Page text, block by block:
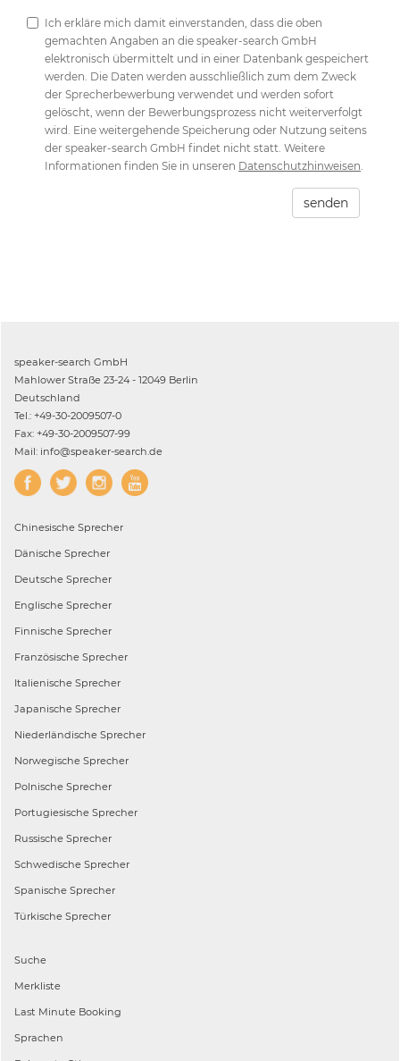
Ich erkläre mich damit einverstanden, dass die oben
gemachten Angaben an die speaker-search GmbH
elektronisch übermittelt und in einer Datenbank gespeichert
werden. Die Daten werden ausschließlich zum dem Zweck
der Sprecherbewerbung verwendet und werden sofort
gelöscht, wenn der Bewerbungsprozess nicht weiterverfolgt
wird. Eine weitergehende Speicherung oder Nutzung seitens
der speaker-search GmbH findet nicht statt. Weitere
Informationen finden Sie in unseren Datenschutzhinweisen.
senden
speaker-search GmbH
Mahlower Straße 23-24 - 12049 Berlin
Deutschland
Tel.: +49-30-2009507-0
Fax: +49-30-2009507-99
Mail: info@speaker-search.de
Chinesische Sprecher
Dänische Sprecher
Deutsche Sprecher
Englische Sprecher
Finnische Sprecher
Französische Sprecher
Italienische Sprecher
Japanische Sprecher
Niederländische Sprecher
Norwegische Sprecher
Polnische Sprecher
Portugiesische Sprecher
Russische Sprecher
Schwedische Sprecher
Spanische Sprecher
Türkische Sprecher
Suche
Merkliste
Last Minute Booking
Sprachen